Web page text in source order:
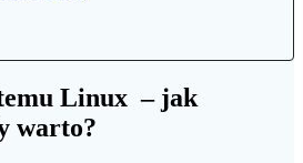
Linux – jak
warto?